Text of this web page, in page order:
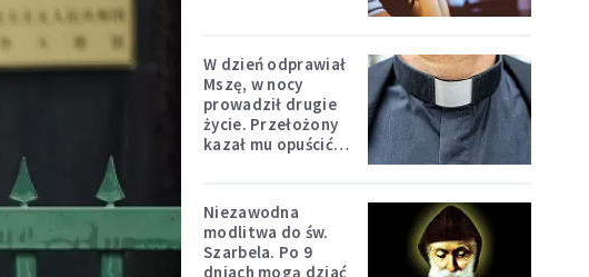
W dzień odprawiał
Mszę, w nocy
prowadził drugie
życie. Przełożony
kazał mu opuścić
Niezawodna
modlitwa do św.
Szarbela. Po 9
dniach mogą dziać